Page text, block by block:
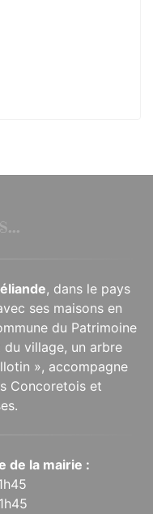
, dans le pays
ses maisons en
du Patrimoine
du village, un arbre
», accompagne
Concoretois et
de la mairie :